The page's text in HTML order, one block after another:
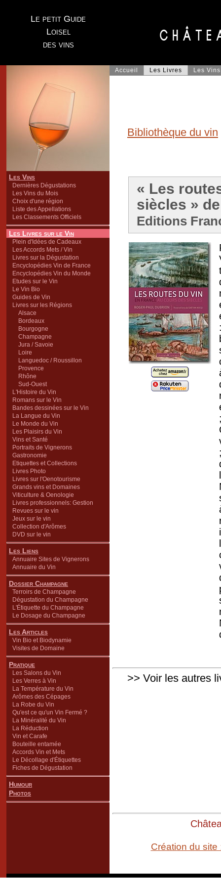
Le petit Guide
Loisel
des vins
Les Vins
Dernières Dégustations
Les Vins du Mois
Choix d'une région
Liste des Appellations
Les Classements Officiels
Les Livres sur le Vin
Plein d'Idées de Cadeaux
Les Accords Mets / Vin
Livres sur la Dégustation
Encyclopédies Vin de France
Encyclopédies Vin du Monde
Etudes sur le Vin
Le Vin Bio
Guides de Vin
Livres sur les Régions
Alsace
Bordeaux
Bourgogne
Champagne
Jura / Savoie
Loire
Languedoc / Roussillon
Provence
Rhône
Sud-Ouest
L'Histoire du Vin
Romans sur le Vin
Bandes dessinées sur le Vin
La Langue du Vin
Le Monde du Vin
Les Plaisirs du Vin
Vins et Santé
Portraits de Vignerons
Gastronomie
Etiquettes et Collections
Livres Photo
Livres sur l'Oenotourisme
Grands vins et Domaines
Viticulture & Oenologie
Livres professionnels: Gestion
Revues sur le vin
Jeux sur le vin
Collection d'Arômes
DVD sur le vin
Les Liens
Annuaire Sites de Vignerons
Annuaire du Vin
Dossier Champagne
Terroirs de Champagne
Dégustation du Champagne
L'Étiquette du Champagne
Le Dosage du Champagne
Les Articles
Vin Bio et Biodynamie
Visites de Domaine
Pratique
Les Salons du Vin
Les Verres à Vin
La Température du Vin
Arômes des Cépages
La Robe du Vin
Qu'est ce qu'un Vin Fermé ?
La Minéralité du Vin
La Réduction
Vin et Carafe
Bouteille entamée
Accords Vin et Mets
Le Décollage d'Étiquettes
Fiches de Dégustation
Humour
Photos
Accueil Les Livres Les Vins
Bibliothèque du vin
« Les
siècles »
Editions
>> Voir les autres
Création du site